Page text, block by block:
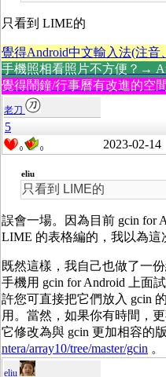
只看到 LIME的
覺得Android中文輸入法(注
手機照相看照片不方便？→
覺得鬧鐘/行事曆有改進的空
老刀
5
0 0 2023-02-14
eliu
只看到 LIME的
誤會一場。因為目前 gcin for
LIME 的表格編的，我以為這
既然這樣，我自己也做了一
手機用 gcin for Android 上面
許您可直接把它們放入 gcin
用。當然，如果你有時間，
它修改為與 gcin 更加相容的
ntera/array10/tree/master/gcin 。
eliu